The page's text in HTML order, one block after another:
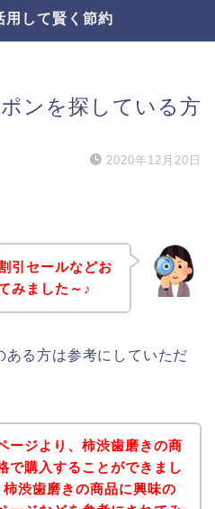
用して賢く節約
ンを探している方
2020年12月20日
引セールなどお
みました～♪
ある方は参考にしていただ
ージより、柿渋歯磨きの商
で購入することができまし
渋歯磨きの商品に興味の